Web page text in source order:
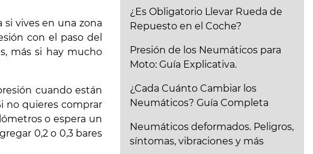
¿Es Obligatorio Llevar Rueda de
Repuesto en el Coche?
Presión de los Neumáticos para
Moto: Guía Explicativa.
¿Cada Cuánto Cambiar los
Neumáticos? Guía Completa
Neumáticos deformados. Peligros,
síntomas, vibraciones y más
si vives en una zona
con el paso del
más si hay mucho
cuando están
no quieres comprar
o espera un
0,2 o 0,3 bares